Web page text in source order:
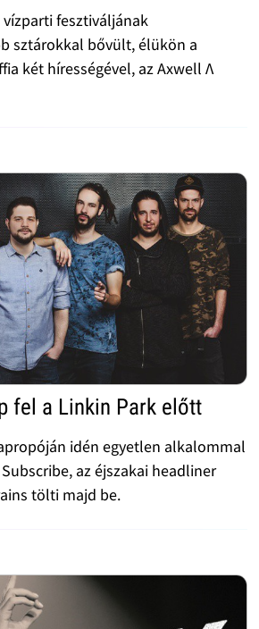
fesztiváljának
sztárokkal bővült, élükön a
két hírességével, az Axwell Λ
fel a Linkin Park előtt
idén egyetlen alkalommal
az éjszakai headliner
tölti majd be.